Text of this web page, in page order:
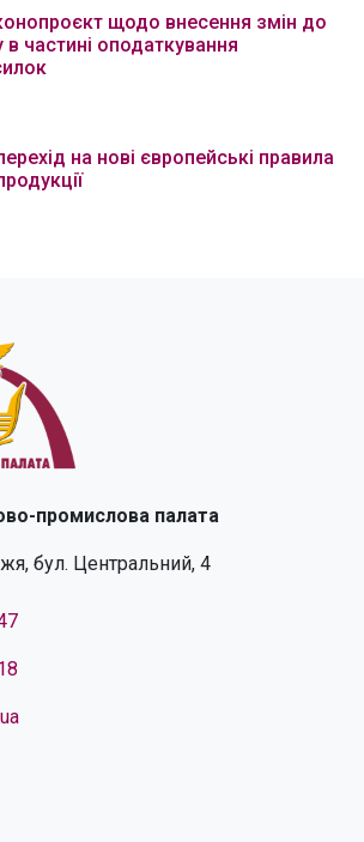
щодо внесення змін до
частині оподаткування
на нові європейські правила
промислова палата
бул. Центральний, 4